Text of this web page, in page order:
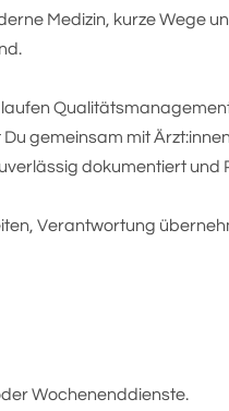
Medizin, kurze Wege
gemeinsam mit
dokumentiert und
Verantwortung
Wochenenddienste.